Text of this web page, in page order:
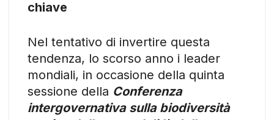
chiave
Nel tentativo di invertire questa
tendenza, lo scorso anno i leader
mondiali, in occasione della quinta
sessione della Conferenza
intergovernativa sulla biodiversità